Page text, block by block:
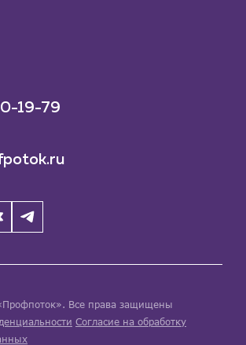
19-79
Все права защищены
Согласие на обработку